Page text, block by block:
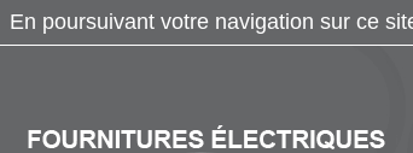
En poursuivant votre navigation sur ce